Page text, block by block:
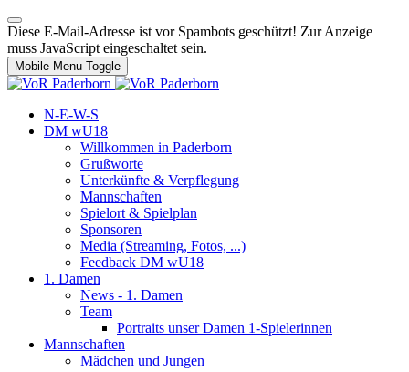
Diese E-Mail-Adresse ist vor Spambots geschützt! Zur Anzeige
muss JavaScript eingeschaltet sein.
Mobile Menu Toggle
N-E-W-S
DM wU18
Willkommen in Paderborn
Grußworte
Unterkünfte & Verpflegung
Mannschaften
Spielort & Spielplan
Sponsoren
Media (Streaming, Fotos, ...)
Feedback DM wU18
1. Damen
News - 1. Damen
Team
Portraits unser Damen 1-Spielerinnen
Mannschaften
Mädchen und Jungen